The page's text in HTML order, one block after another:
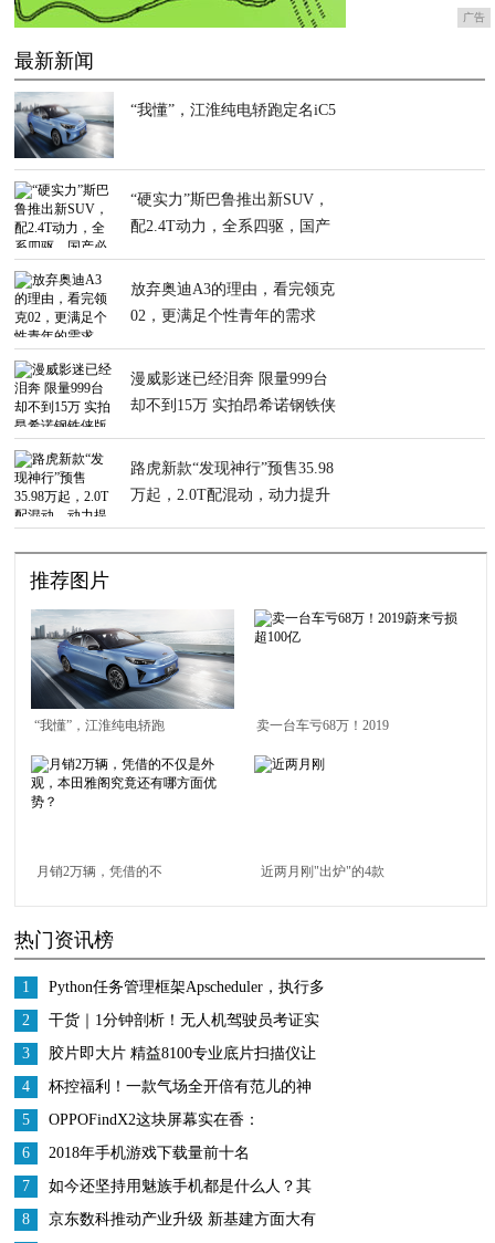
广告
最新新闻
“我懂”，江淮纯电轿跑定名iC5
“硬实力”斯巴鲁推出新SUV，
配2.4T动力，全系四驱，国产
放弃奥迪A3的理由，看完领克
02，更满足个性青年的需求
漫威影迷已经泪奔 限量999台
却不到15万 实拍昂希诺钢铁侠
路虎新款“发现神行”预售35.98
万起，2.0T配混动，动力提升
推荐图片
“我懂”，江淮纯电轿跑
定名iC5
卖一台车亏68万！2019
蔚来亏损超100亿
月销2万辆，凭借的不
竟还有哪方面优势？
近两月刚"出炉"的4款
热门资讯榜
1
Python任务管理框架Apscheduler，执行多
次解决
2
干货｜1分钟剖析！无人机驾驶员考证实
操学什么
3
胶片即大片 精益8100专业底片扫描仪让
摄影之梦一直在
4
杯控福利！一款气场全开倍有范儿的神
5
OPPOFindX2这块屏幕实在香：
2K+120Hz加持，连沈义人都刷上瘾
6
2018年手机游戏下载量前十名
7
如今还坚持用魅族手机都是什么人？其
实这3种人最多，你是吗？
8
京东数科推动产业升级 新基建方面大有